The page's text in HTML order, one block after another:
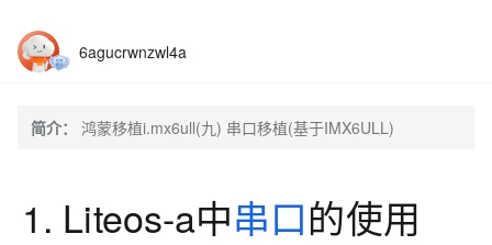
6agucrwnzwl4a
简介： 鸿蒙移植i.mx6ull(九) 串口移植(基于IMX6ULL)
1. Liteos-a中串口的使用